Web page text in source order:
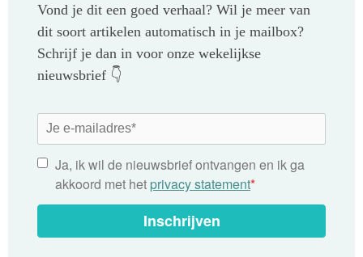
Vond je dit een goed verhaal? Wil je meer van
dit soort artikelen automatisch in je mailbox?
Schrijf je dan in voor onze wekelijkse
nieuwsbrief 👇
Ja, ik wil de nieuwsbrief ontvangen en ik ga
akkoord met het privacy statement*
Inschrijven